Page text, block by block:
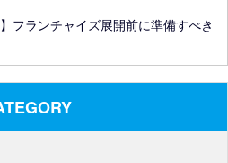
フランチャイズ展開前に準備すべき